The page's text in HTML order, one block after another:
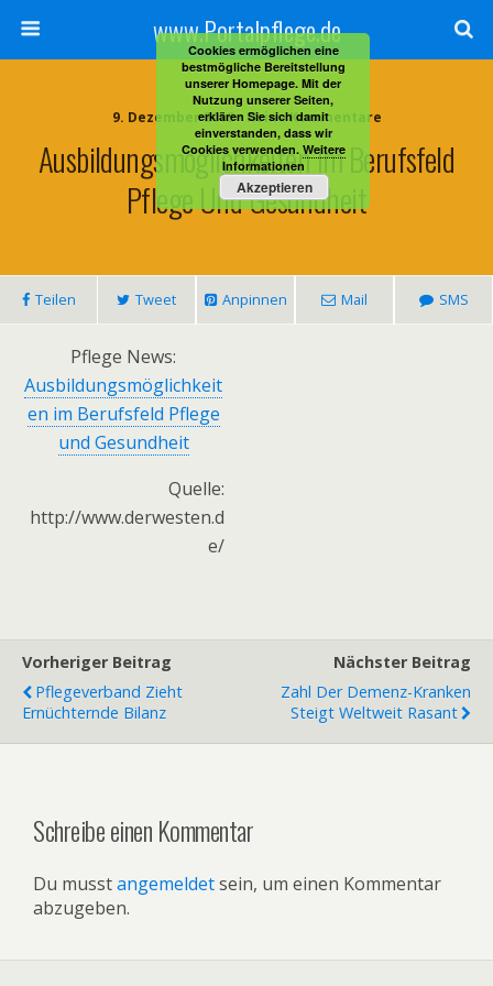
www.Portalpflege.de
9. Dezember 2013 • Keine Kommentare
Ausbildungsmöglichkeiten Im Berufsfeld
Pflege Und Gesundheit
Teilen Tweet Anpinnen Mail SMS
Pflege News:
Ausbildungsmöglichkeit
en im Berufsfeld Pflege
und Gesundheit
Quelle:
http://www.derwesten.d
e/
Vorheriger Beitrag
Pflegeverband Zieht
Ernüchternde Bilanz
Nächster Beitrag
Zahl Der Demenz-Kranken
Steigt Weltweit Rasant
Schreibe einen Kommentar
Du musstangemeldetsein, um einen Kommentar
abzugeben.
Cookies ermöglichen eine
bestmögliche Bereitstellung
unserer Homepage. Mit der
Nutzung unserer Seiten,
erklären Sie sich damit
einverstanden, dass wir
Cookies verwenden. Weitere
Informationen
Akzeptieren